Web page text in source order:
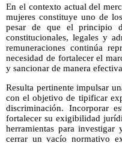
En el contexto actual del
mujeres constituye uno de
pesar de que el principio
constitucionales, legales y
remuneraciones continúa
necesidad de fortalecer el
y sancionar de manera
Resulta pertinente impulsar
con el objetivo de tipificar
discriminación. Incorporar
fortalecer su exigibilidad
herramientas para
cerrar un vacío normativo